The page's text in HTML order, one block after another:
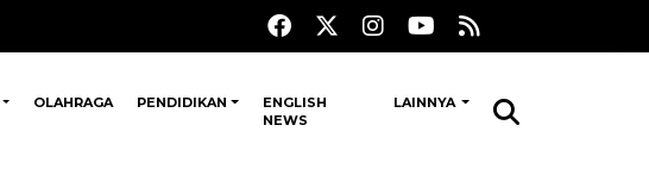
OLAHRAGA PENDIDIKAN
ENGLISH
NEWS
LAINNYA